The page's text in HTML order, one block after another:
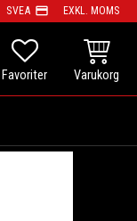
SVEA payment EXKL. MOMS
FAVORITER